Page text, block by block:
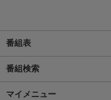
番組表
番組検索
マイメニュー